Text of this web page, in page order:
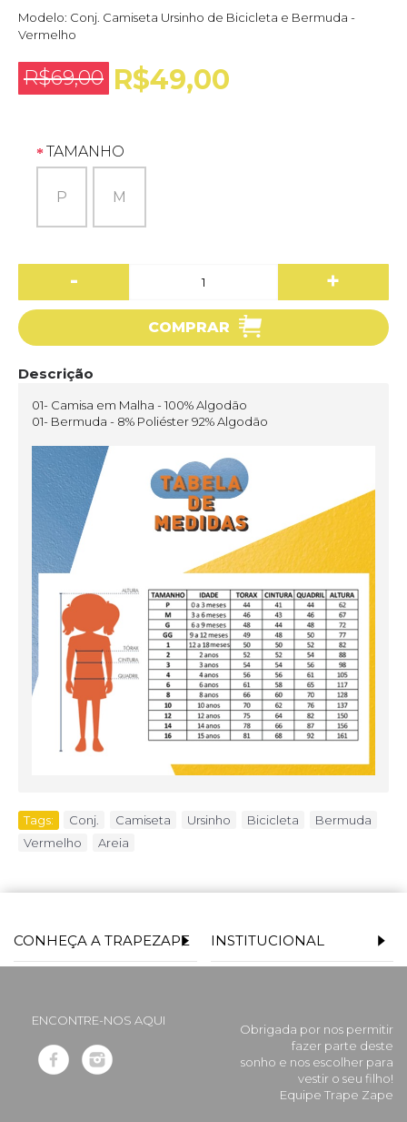
Modelo: Conj. Camiseta Ursinho de Bicicleta e Bermuda -
Vermelho
R$69,00 R$49,00
TAMANHO
P M
- +
COMPRAR
Descrição
01- Camisa em Malha - 100% Algodão
01- Bermuda - 8% Poliéster 92% Algodão
Tags: Conj. Camiseta Ursinho Bicicleta Bermuda
Vermelho
Areia
CONHEÇA A TRAPEZAPE INSTITUCIONAL
ENCONTRE-NOS AQUI
Obrigada por nos permitir
fazer parte deste
sonho e nos escolher para
vestir o seu filho!
Equipe Trape Zape